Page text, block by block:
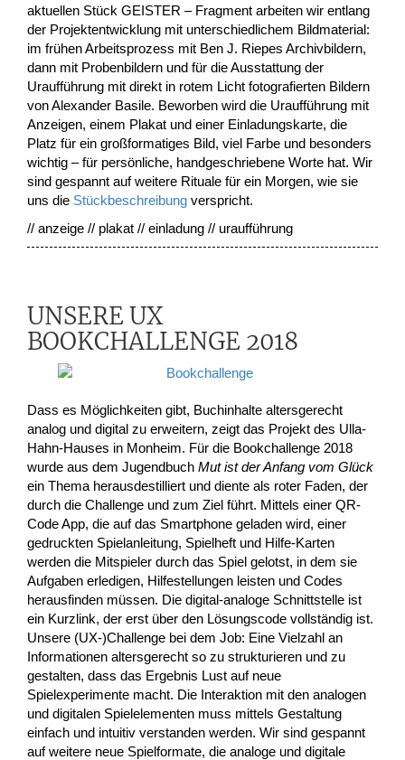
aktuellen Stück GEISTER – Fragment arbeiten wir entlang
der Projektentwicklung mit unterschiedlichem Bildmaterial:
im frühen Arbeitsprozess mit Ben J. Riepes Archivbildern,
dann mit Probenbildern und für die Ausstattung der
Uraufführung mit direkt in rotem Licht fotografierten Bildern
von Alexander Basile. Beworben wird die Uraufführung mit
Anzeigen, einem Plakat und einer Einladungskarte, die
Platz für ein großformatiges Bild, viel Farbe und besonders
wichtig – für persönliche, handgeschriebene Worte hat. Wir
sind gespannt auf weitere Rituale für ein Morgen, wie sie
uns die Stückbeschreibungverspricht.
// anzeige // plakat // einladung // uraufführung
UNSERE UX
BOOKCHALLENGE 2018
Dass es Möglichkeiten gibt, Buchinhalte altersgerecht
analog und digital zu erweitern, zeigt das Projekt des Ulla-
Hahn-Hauses in Monheim. Für die Bookchallenge 2018
wurde aus dem Jugendbuch Mut ist der Anfang vom Glück
ein Thema herausdestilliert und diente als roter Faden, der
durch die Challenge und zum Ziel führt. Mittels einer QR-
Code App, die auf das Smartphone geladen wird, einer
gedruckten Spielanleitung, Spielheft und Hilfe-Karten
werden die Mitspieler durch das Spiel gelotst, in dem sie
Aufgaben erledigen, Hilfestellungen leisten und Codes
herausfinden müssen. Die digital-analoge Schnittstelle ist
ein Kurzlink, der erst über den Lösungscode vollständig ist.
Unsere (UX-)Challenge bei dem Job: Eine Vielzahl an
Informationen altersgerecht so zu strukturieren und zu
gestalten, dass das Ergebnis Lust auf neue
Spielexperimente macht. Die Interaktion mit den analogen
und digitalen Spielelementen muss mittels Gestaltung
einfach und intuitiv verstanden werden. Wir sind gespannt
auf weitere neue Spielformate, die analoge und digitale